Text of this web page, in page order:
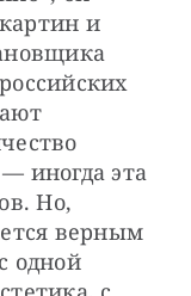
и
иногда эта
Но,
верным
одной